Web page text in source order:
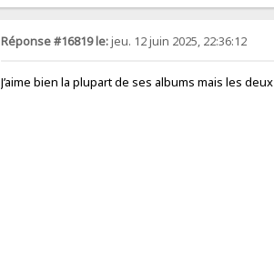
Réponse #16819 le:jeu. 12 juin 2025, 22:36:12
J’aime bien la plupart de ses albums mais les